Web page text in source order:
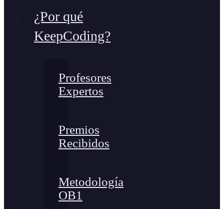
¿Por qué
KeepCoding?
Profesores
Expertos
Premios
Recibidos
Metodología
OB1